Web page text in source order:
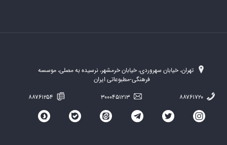
تهران، خیابان سهروردی، خیابان خرمشهر، نرسیده به مصلی، موسسه
فرهنگی-مطبوعاتی ایران